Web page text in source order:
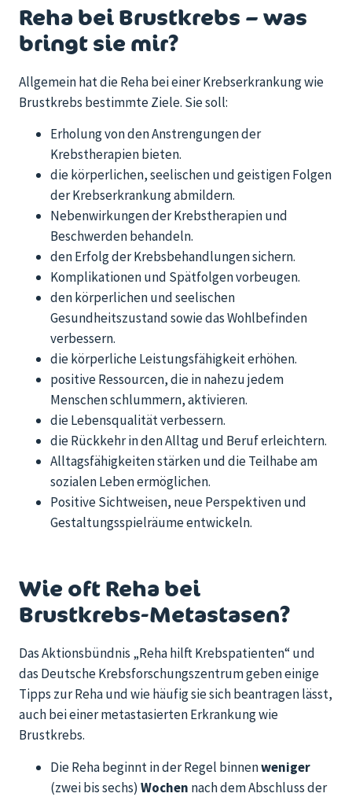
Reha bei Brustkrebs – was
bringt sie mir?
Allgemein hat die Reha bei einer Krebserkrankung wie
Brustkrebs bestimmte Ziele. Sie soll:
Erholung von den Anstrengungen der
Krebstherapien bieten.
die körperlichen, seelischen und geistigen Folgen
der Krebserkrankung abmildern.
Nebenwirkungen der Krebstherapien und
Beschwerden behandeln.
den Erfolg der Krebsbehandlungen sichern.
Komplikationen und Spätfolgen vorbeugen.
den körperlichen und seelischen
Gesundheitszustand sowie das Wohlbefinden
verbessern.
die körperliche Leistungsfähigkeit erhöhen.
positive Ressourcen, die in nahezu jedem
Menschen schlummern, aktivieren.
die Lebensqualität verbessern.
die Rückkehr in den Alltag und Beruf erleichtern.
Alltagsfähigkeiten stärken und die Teilhabe am
sozialen Leben ermöglichen.
Positive Sichtweisen, neue Perspektiven und
Gestaltungsspielräume entwickeln.
Wie oft Reha bei
Brustkrebs-Metastasen?
Das Aktionsbündnis „Reha hilft Krebspatienten“ und
das Deutsche Krebsforschungszentrum geben einige
Tipps zur Reha und wie häufig sie sich beantragen lässt,
auch bei einer metastasierten Erkrankung wie
Brustkrebs.
Die Reha beginnt in der Regel binnenweniger
(zwei bis sechs) Wochen nach dem Abschluss der